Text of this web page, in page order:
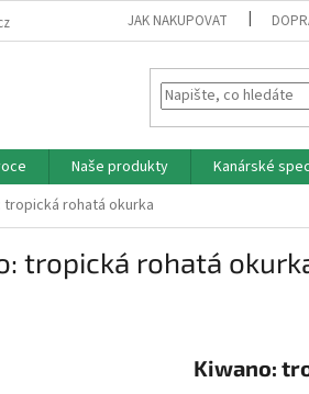
JAK NAKUPOVAT
Naše produkty Kanárské
tropická rohatá okurka
tropická rohatá
Kiwano: